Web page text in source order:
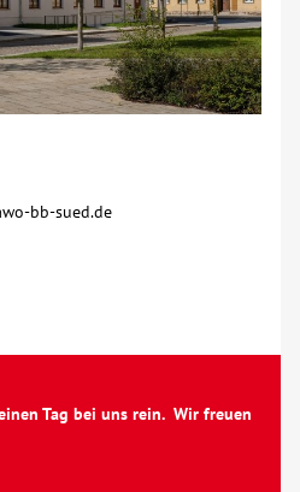
bb-sued.de
Tag bei uns rein. Wir freuen